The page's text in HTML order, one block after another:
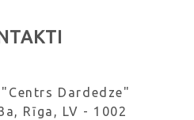
Dardedze"
Rīga, LV - 1002